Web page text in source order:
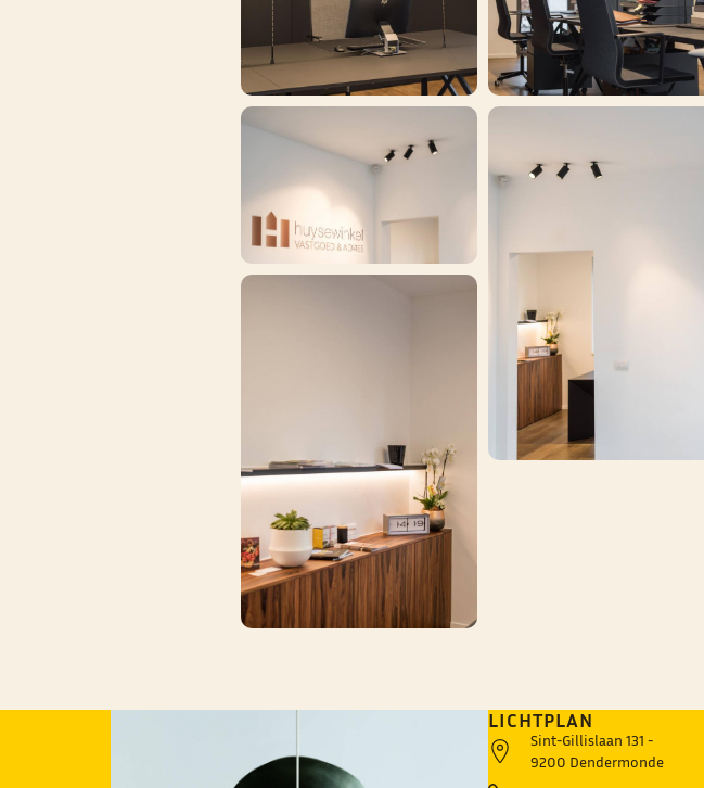
LICHTPLAN
Sint-Gillislaan 131 -
9200 Dendermonde